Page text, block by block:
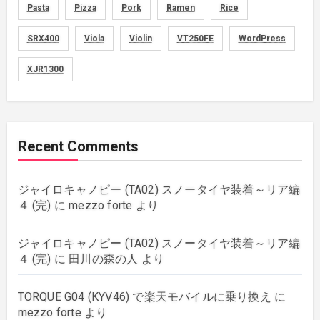
motorcycle (149)
movies
plants
rebuilding (6)
wordpress
Pasta Pizza Pork Ramen Rice
SRX400 Viola Violin VT250FE WordPress
XJR1300
Recent Comments
ジャイロキャノピー (TA02) スノータイヤ装着～リア編
４ (完) にmezzo forte より
ジャイロキャノピー (TA02) スノータイヤ装着～リア編
４ (完) に 田川の森の人 より
TORQUE G04 (KYV46) で楽天モバイルに乗り換え に
mezzo forteより